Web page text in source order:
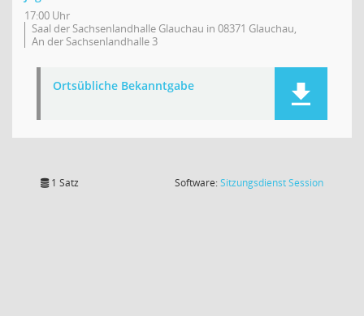
17:00 Uhr
Saal der Sachsenlandhalle Glauchau in 08371 Glauchau,
An der Sachsenlandhalle 3
Ortsübliche Bekanntgabe
1 Satz Software:SitzungsdienstSession(Wird in